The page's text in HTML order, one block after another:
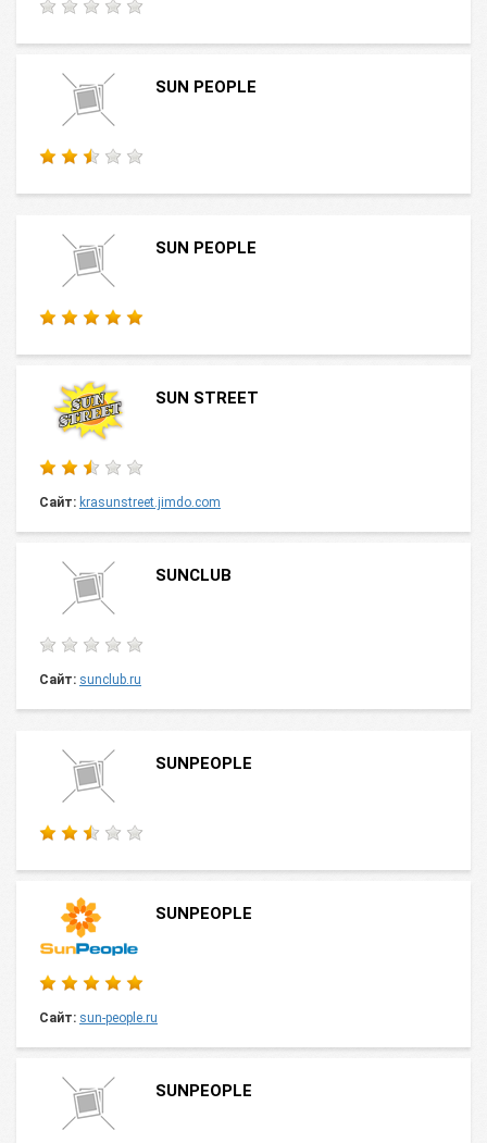
SUN PEOPLE
SUN PEOPLE
SUN STREET
Сайт: krasunstreet.jimdo.com
SUNCLUB
Сайт: sunclub.ru
SUNPEOPLE
SUNPEOPLE
Сайт: sun-people.ru
SUNPEOPLE